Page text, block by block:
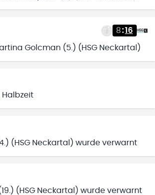
8:16
Golcman (5.) (HSG Neckartal)
Halbzeit
(HSG Neckartal) wurde verwarnt
(HSG Neckartal) wurde verwarnt